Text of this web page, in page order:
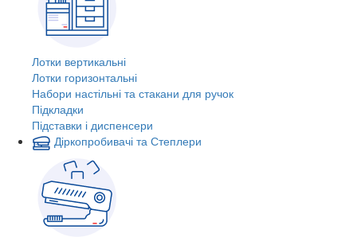
Лотки вертикальні
Лотки горизонтальні
Набори настільні та стакани для ручок
Підкладки
Підставки і диспенсери
Діркопробивачі та Степлери